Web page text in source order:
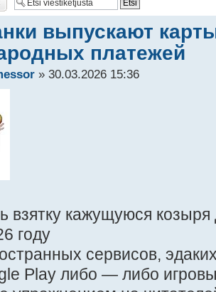
выпускают
платежей
» 30.03.2026 15:36
взятку кажущуюся
году
сервисов,
Play либо — либо